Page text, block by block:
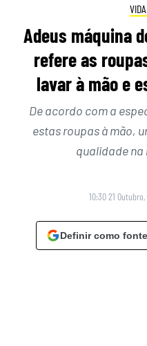
Adeus máquina
refere as
lavar à mão e
De acordo com a
estas roupas à mão,
qualidade na
10:30 21
Definir como